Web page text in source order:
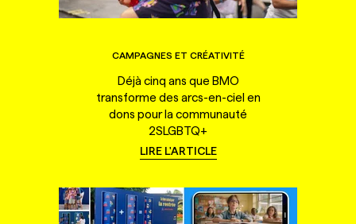
CAMPAGNES ET CRÉATIVITÉ
Déjà cinq ans que BMO
transforme des arcs-en-ciel en
dons pour la communauté
2SLGBTQ+
LIRE L'ARTICLE